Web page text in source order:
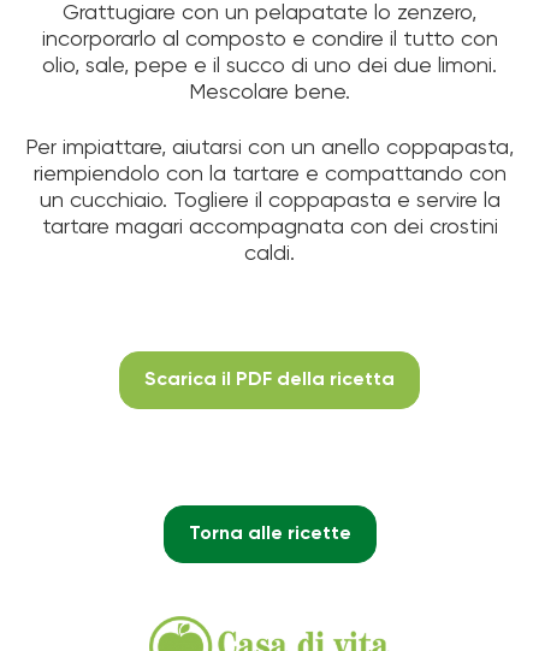
Grattugiare con un pelapatate lo zenzero,
incorporarlo al composto e condire il tutto con
olio, sale, pepe e il succo di uno dei due limoni.
Mescolare bene.
Per impiattare, aiutarsi con un anello coppapasta,
riempiendolo con la tartare e compattando con
un cucchiaio. Togliere il coppapasta e servire la
tartare magari accompagnata con dei crostini
caldi.
Scarica il PDF della ricetta
Torna alle ricette